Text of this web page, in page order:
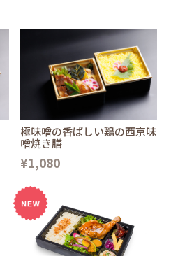
極味噌の香ばしい鶏の西京味
噌焼き膳
¥1,080